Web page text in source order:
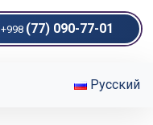
+998 (77) 090-77-01
Русский